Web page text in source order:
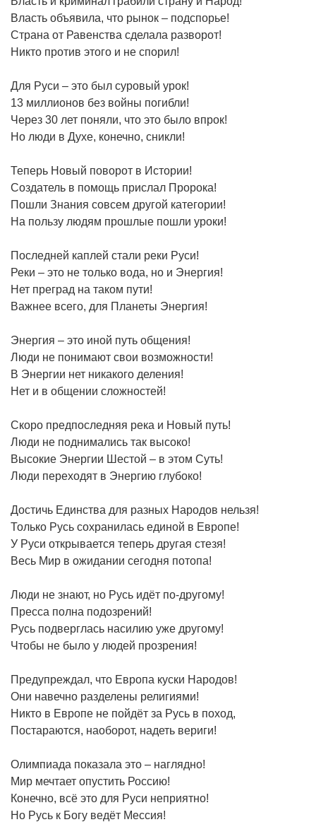
Власть объявила, что рынок – подспорье!
Страна от Равенства сделала разворот!
Никто против этого и не спорил!
Для Руси – это был суровый урок!
13 миллионов без войны погибли!
Через 30 лет поняли, что это было впрок!
Но люди в Духе, конечно, сникли!
Теперь Новый поворот в Истории!
Создатель в помощь прислал Пророка!
Пошли Знания совсем другой категории!
На пользу людям прошлые пошли уроки!
Последней каплей стали реки Руси!
Реки – это не только вода, но и Энергия!
Нет преград на таком пути!
Важнее всего, для Планеты Энергия!
Энергия – это иной путь общения!
Люди не понимают свои возможности!
В Энергии нет никакого деления!
Нет и в общении сложностей!
Скоро предпоследняя река и Новый путь!
Люди не поднимались так высоко!
Высокие Энергии Шестой – в этом Суть!
Люди переходят в Энергию глубоко!
Достичь Единства для разных Народов нельзя!
Только Русь сохранилась единой в Европе!
У Руси открывается теперь другая стезя!
Весь Мир в ожидании сегодня потопа!
Люди не знают, но Русь идёт по-другому!
Пресса полна подозрений!
Русь подверглась насилию уже другому!
Чтобы не было у людей прозрения!
Предупреждал, что Европа куски Народов!
Они навечно разделены религиями!
Никто в Европе не пойдёт за Русь в поход,
Постараются, наоборот, надеть вериги!
Олимпиада показала это – наглядно!
Мир мечтает опустить Россию!
Конечно, всё это для Руси неприятно!
Но Русь к Богу ведёт Мессия!